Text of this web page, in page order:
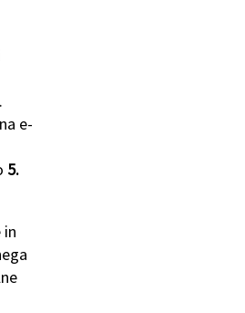
na e-
5.
in